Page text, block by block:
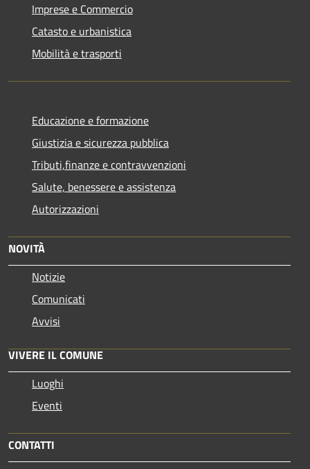
Imprese e Commercio
Catasto e urbanistica
Mobilità e trasporti
Educazione e formazione
Giustizia e sicurezza pubblica
Tributi,finanze e contravvenzioni
Salute, benessere e assistenza
Autorizzazioni
NOVITÀ
Notizie
Comunicati
Avvisi
VIVERE IL COMUNE
Luoghi
Eventi
CONTATTI